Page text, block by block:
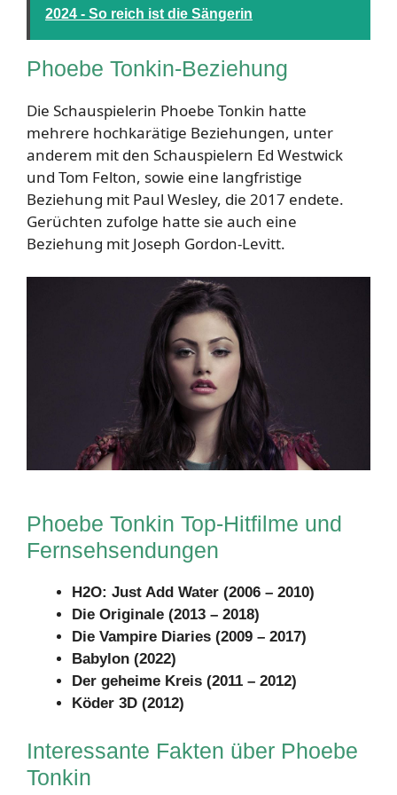
2024 - So reich ist die Sängerin
Phoebe Tonkin-Beziehung
Die Schauspielerin Phoebe Tonkin hatte
mehrere hochkarätige Beziehungen, unter
anderem mit den Schauspielern Ed Westwick
und Tom Felton, sowie eine langfristige
Beziehung mit Paul Wesley, die 2017 endete.
Gerüchten zufolge hatte sie auch eine
Beziehung mit Joseph Gordon-Levitt.
Phoebe Tonkin Top-Hitfilme und
Fernsehsendungen
H2O: Just Add Water (2006 – 2010)
Die Originale (2013 – 2018)
Die Vampire Diaries (2009 – 2017)
Babylon (2022)
Der geheime Kreis (2011 – 2012)
Köder 3D (2012)
Interessante Fakten über Phoebe
Tonkin